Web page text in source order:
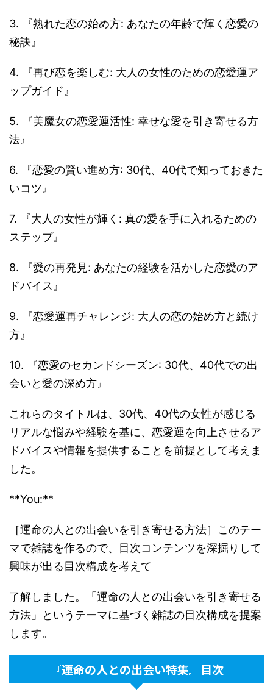
3. 『熟れた恋の始め方: あなたの年齢で輝く恋愛の
秘訣』
4. 『再び恋を楽しむ: 大人の女性のための恋愛運ア
ップガイド』
5. 『美魔女の恋愛運活性: 幸せな愛を引き寄せる方
法』
6. 『恋愛の賢い進め方: 30代、40代で知っておきた
いコツ』
7. 『大人の女性が輝く: 真の愛を手に入れるための
ステップ』
8. 『愛の再発見: あなたの経験を活かした恋愛のア
ドバイス』
9. 『恋愛運再チャレンジ: 大人の恋の始め方と続け
方』
10. 『恋愛のセカンドシーズン: 30代、40代での出
会いと愛の深め方』
これらのタイトルは、30代、40代の女性が感じる
リアルな悩みや経験を基に、恋愛運を向上させるア
ドバイスや情報を提供することを前提として考えま
した。
**You:**
［運命の人との出会いを引き寄せる方法］このテー
マで雑誌を作るので、目次コンテンツを深掘りして
興味が出る目次構成を考えて
了解しました。「運命の人との出会いを引き寄せる
方法」というテーマに基づく雑誌の目次構成を提案
します。
『運命の人との出会い特集』目次